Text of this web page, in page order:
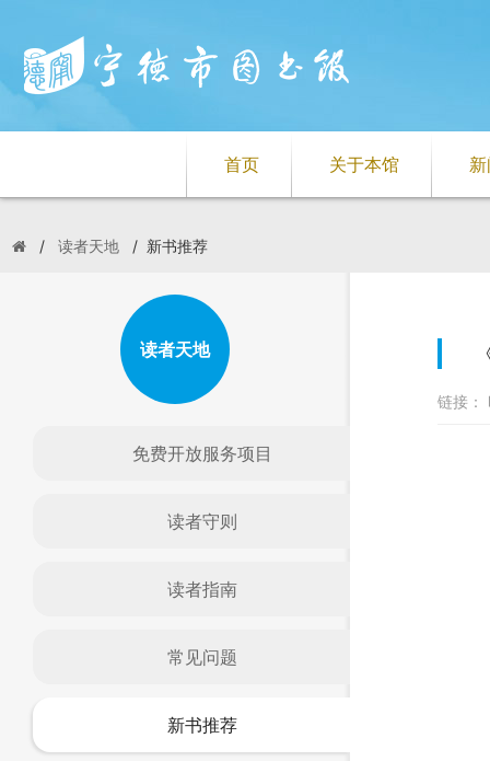
首页 关于本馆
/ 读者天地 / 新书推荐
读者天地
免费开放服务项目
读者守则
读者指南
常见问题
新书推荐
链接：